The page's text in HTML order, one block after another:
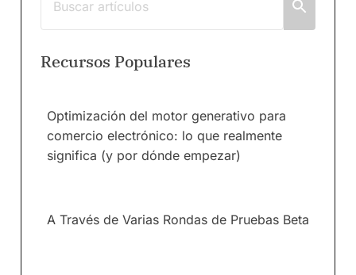
Recursos Populares
Optimización del motor generativo para
comercio electrónico: lo que realmente
significa (y por dónde empezar)
A Través de Varias Rondas de Pruebas Beta